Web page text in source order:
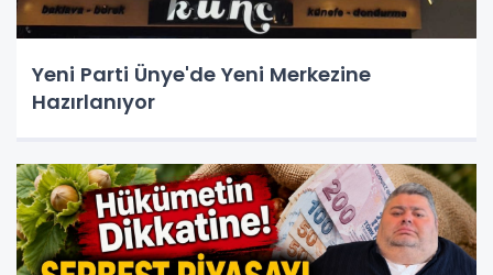
Yeni Parti Ünye'de Yeni Merkezine
Hazırlanıyor